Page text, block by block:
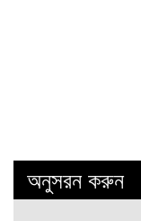
অনুসরন করুন